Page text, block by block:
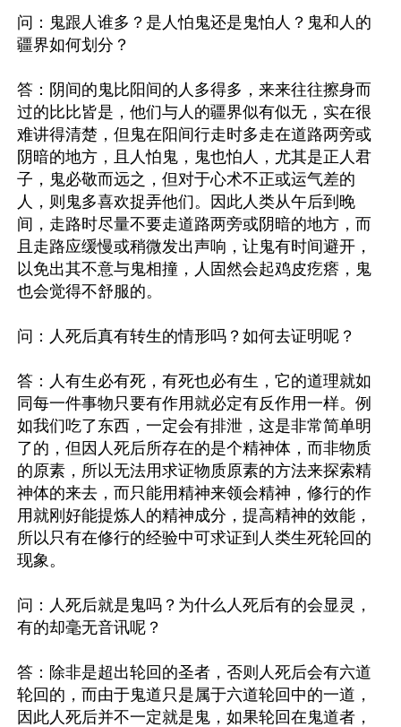
问：鬼跟人谁多？是人怕鬼还是鬼怕人？鬼和人的
疆界如何划分？
答：阴间的鬼比阳间的人多得多，来来往往擦身而
过的比比皆是，他们与人的疆界似有似无，实在很
难讲得清楚，但鬼在阳间行走时多走在道路两旁或
阴暗的地方，且人怕鬼，鬼也怕人，尤其是正人君
子，鬼必敬而远之，但对于心术不正或运气差的
人，则鬼多喜欢捉弄他们。因此人类从午后到晚
间，走路时尽量不要走道路两旁或阴暗的地方，而
且走路应缓慢或稍微发出声响，让鬼有时间避开，
以免出其不意与鬼相撞，人固然会起鸡皮疙瘩，鬼
也会觉得不舒服的。
问：人死后真有转生的情形吗？如何去证明呢？
答：人有生必有死，有死也必有生，它的道理就如
同每一件事物只要有作用就必定有反作用一样。例
如我们吃了东西，一定会有排泄，这是非常简单明
了的，但因人死后所存在的是个精神体，而非物质
的原素，所以无法用求证物质原素的方法来探索精
神体的来去，而只能用精神来领会精神，修行的作
用就刚好能提炼人的精神成分，提高精神的效能，
所以只有在修行的经验中可求证到人类生死轮回的
现象。
问：人死后就是鬼吗？为什么人死后有的会显灵，
有的却毫无音讯呢？
答：除非是超出轮回的圣者，否则人死后会有六道
轮回的，而由于鬼道只是属于六道轮回中的一道，
因此人死后并不一定就是鬼，如果轮回在鬼道者，